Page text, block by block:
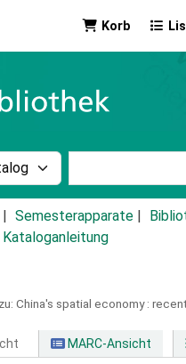
Korb
nach:
Semesterapparate
Kataloganleitung
China's spatial economy :
MARC-Ansicht